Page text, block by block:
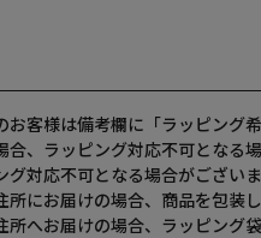
お客様は備考欄に「ラッピング
、ラッピング対応不可となる場
対応不可となる場合がございま
所にお届けの場合、商品を包装
所へお届けの場合、ラッピング